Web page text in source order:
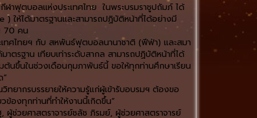
าฟุตบอลแห่งประเทศไทย ในพระบรมราชูปถัมภ์ ได้
ห้ได้มาตรฐานและสามารถปฏิบัติหน้าที่ได้อย่างมี
70 คน
ทศไทยฯ กับ สหพันธ์ฟุตบอลนานาชาติ (ฟีฟ่า) และสมา
รฐาน เทียบเท่าระดับสากล สามารถปฏิบัติหน้าที่ได้
ขึ้นในช่วงเดือนกุมภาพันธ์นี้ ขอให้ทุกท่านศึกษาเรียน
ากรบรรยายให้ความรู้แก่ผู้เข้ารับอบรมฯ ต้องขอ
องทุกท่านที่ทำให้งานนี้เกิดขึ้น”
ช่วยศาสตราจารย์ชลัช ภิรมย์, ผู้ช่วยศาสตราจารย์